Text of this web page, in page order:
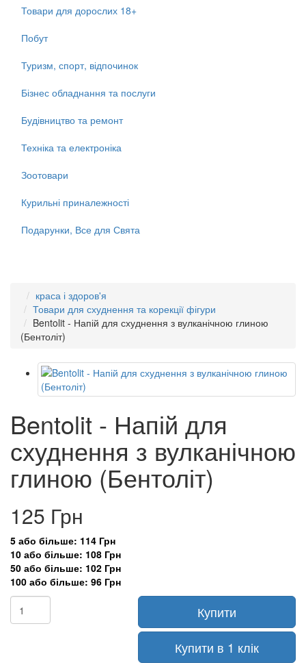
Товари для дорослих 18+
Побут
Туризм, спорт, відпочинок
Бізнес обладнання та послуги
Будівництво та ремонт
Техніка та електроніка
Зоотовари
Курильні приналежності
Подарунки, Все для Свята
краса і здоров'я
Товари для схуднення та корекції фігури
Bentolit - Напій для схуднення з вулканічною глиною
(Бентоліт)
Bentolit - Напій для
схуднення з вулканічною
глиною (Бентоліт)
125 Грн
5 або більше: 114 Грн
10 або більше: 108 Грн
50 або більше: 102 Грн
100 або більше: 96 Грн
Купити
Купити в 1 клік